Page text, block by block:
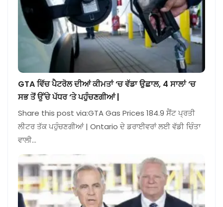
GTA ਵਿੱਚ ਪੈਟਰੋਲ ਦੀਆਂ ਕੀਮਤਾਂ ‘ਚ ਵੱਡਾ ਉਛਾਲ, 4 ਸਾਲਾਂ ‘ਚ
ਸਭ ਤੋਂ ਉੱਚੇ ਪੱਧਰ ‘ਤੇ ਪਹੁੰਚਣਗੀਆਂ |
Share this post via:GTA Gas Prices 184.9 ਸੈਂਟ ਪ੍ਰਤੀ
ਲੀਟਰ ਤੱਕ ਪਹੁੰਚਣਗੀਆਂ | Ontario ਦੇ ਡਰਾਈਵਰਾਂ ਲਈ ਵੱਡੀ ਚਿੰਤਾ
ਵਾਲੀ…